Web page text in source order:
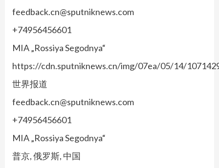
feedback.cn@sputniknews.com
+74956456601
MIA „Rossiya Segodnya“
https://cdn.sputniknews.cn/img/07ea/05/14/
世界报道
feedback.cn@sputniknews.com
+74956456601
MIA „Rossiya Segodnya“
普京, 俄罗斯, 中国